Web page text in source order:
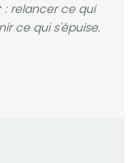
: relancer ce qui
ce qui s'épuise.